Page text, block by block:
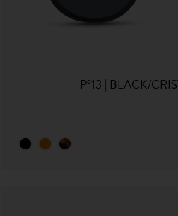
P°13 | BLACK/